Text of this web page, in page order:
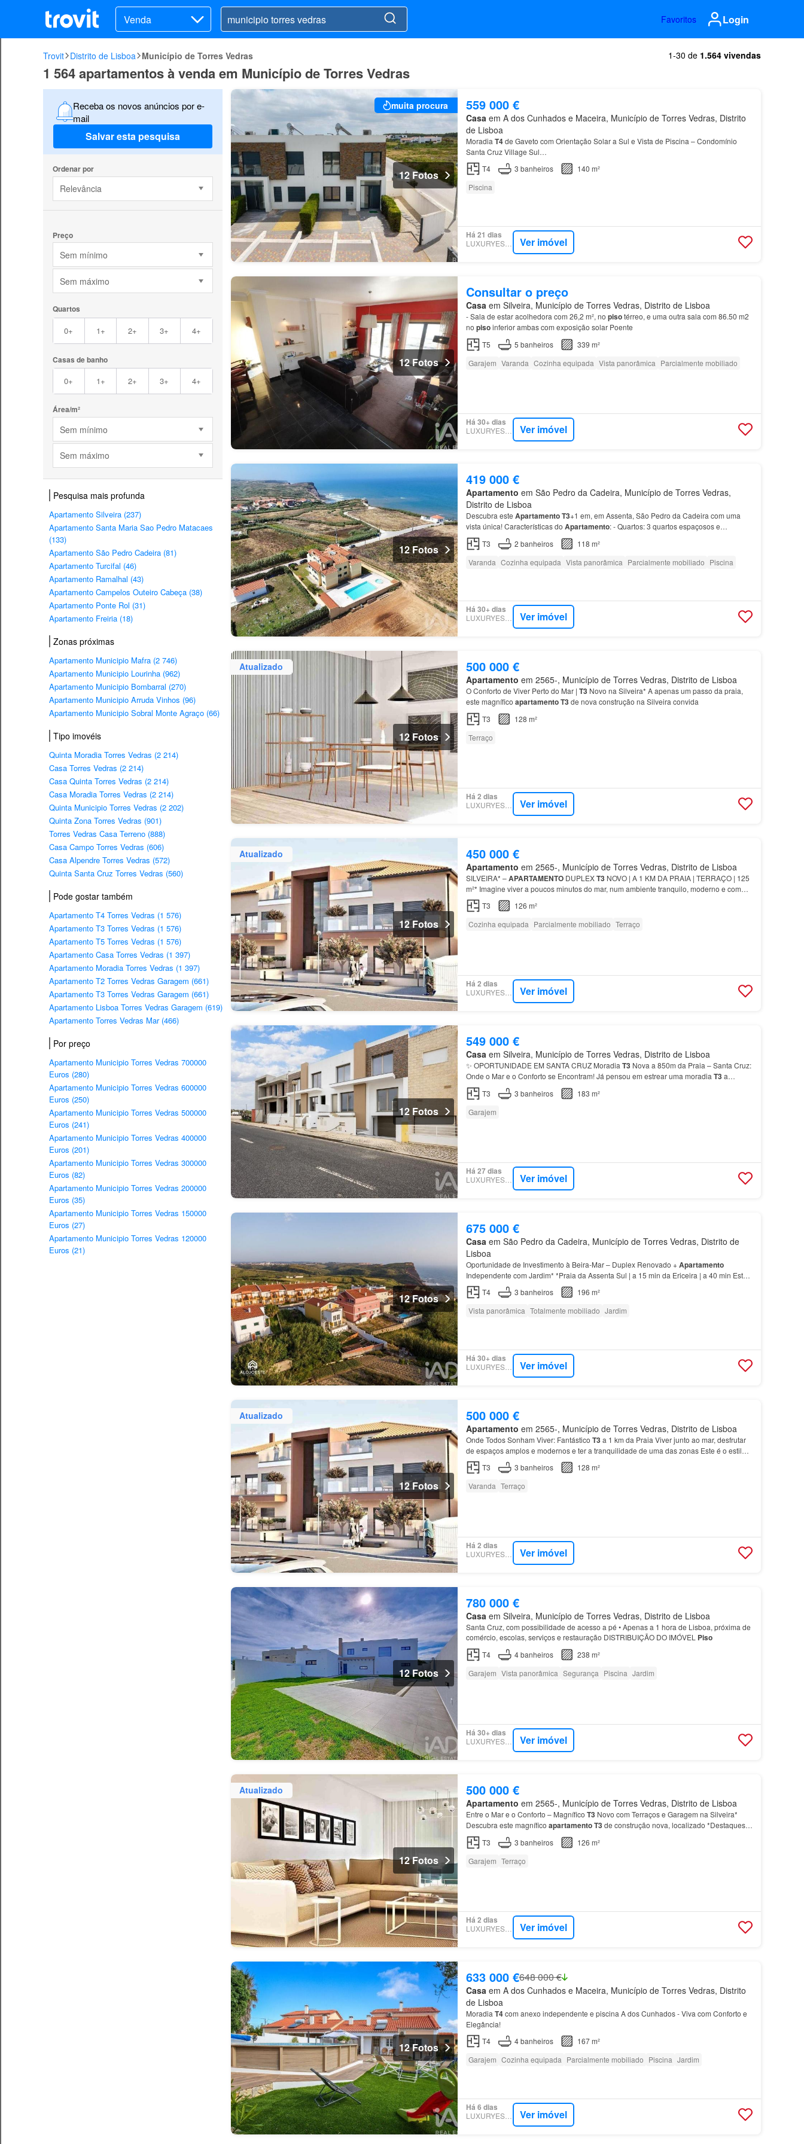
Venda Favoritos Login
Trovit Distrito de Lisboa Município de Torres Vedras 1-30 de 1.564 vivendas
1 564 apartamentos à venda em Município de Torres Vedras
Receba os novos anúncios por e-
mail
Salvar esta pesquisa
Ordenar por
Relevância
Preço
Sem mínimo
Sem máximo
Quartos
0+ 1+ 2+ 3+ 4+
Casas de banho
0+ 1+ 2+ 3+ 4+
Área/m²
Sem mínimo
Sem máximo
Pesquisa mais profunda
Apartamento Silveira (237)
Apartamento Santa Maria Sao Pedro Matacaes
(133)
Apartamento São Pedro Cadeira (81)
Apartamento Turcifal (46)
Apartamento Ramalhal (43)
Apartamento Campelos Outeiro Cabeça (38)
Apartamento Ponte Rol (31)
Apartamento Freiria (18)
Zonas próximas
Apartamento Municipio Mafra (2 746)
Apartamento Municipio Lourinha (962)
Apartamento Municipio Bombarral (270)
Apartamento Municipio Arruda Vinhos (96)
Apartamento Municipio Sobral Monte Agraço (66)
Tipo imovéis
Quinta Moradia Torres Vedras (2 214)
Casa Torres Vedras (2 214)
Casa Quinta Torres Vedras (2 214)
Casa Moradia Torres Vedras (2 214)
Quinta Municipio Torres Vedras (2 202)
Quinta Zona Torres Vedras (901)
Torres Vedras Casa Terreno (888)
Casa Campo Torres Vedras (606)
Casa Alpendre Torres Vedras (572)
Quinta Santa Cruz Torres Vedras (560)
Pode gostar também
Apartamento T4 Torres Vedras (1 576)
Apartamento T3 Torres Vedras (1 576)
Apartamento T5 Torres Vedras (1 576)
Apartamento Casa Torres Vedras (1 397)
Apartamento Moradia Torres Vedras (1 397)
Apartamento T2 Torres Vedras Garagem (661)
Apartamento T3 Torres Vedras Garagem (661)
Apartamento Lisboa Torres Vedras Garagem (619)
Apartamento Torres Vedras Mar (466)
Por preço
Apartamento Municipio Torres Vedras 700000
Euros (280)
Apartamento Municipio Torres Vedras 600000
Euros (250)
Apartamento Municipio Torres Vedras 500000
Euros (241)
Apartamento Municipio Torres Vedras 400000
Euros (201)
Apartamento Municipio Torres Vedras 300000
Euros (82)
Apartamento Municipio Torres Vedras 200000
Euros (35)
Apartamento Municipio Torres Vedras 150000
Euros (27)
Apartamento Municipio Torres Vedras 120000
Euros (21)
muita procura
12 Fotos
559 000 €
Casaem A dos Cunhados e Maceira, Município de Torres Vedras, Distrito
de Lisboa
Moradia T4de Gaveto com Orientação Solar a Sul e Vista de Piscina – Condomínio
Santa Cruz Village Sul…
T4
3 banheiros
140 m²
Piscina
Há 21 dias
LUXURYESTATE Ver imóvel
12 Fotos
Consultar o preço
Casa em Silveira, Município de Torres Vedras, Distrito de Lisboa
- Sala de estar acolhedora com 26,2 m², no pisotérreo, e uma outra sala com 86.50 m2
no pisoinferior ambas com exposição solar Poente
T5
5 banheiros
339 m²
Garajem Varanda Cozinha equipada Vista panorâmica Parcialmente mobiliado
Há 30+ dias
LUXURYESTATE Ver imóvel
12 Fotos
419 000 €
Apartamento em São Pedro da Cadeira, Município de Torres Vedras,
Distrito de Lisboa
Descubra este ApartamentoT3+1 em, em Assenta, São Pedro da Cadeira com uma
vista única! Características do Apartamento: - Quartos: 3 quartos espaçosos e
luminosos, ideais para descanso e relaxamento.…
T3 2 banheiros
118 m²
Varanda Cozinha equipada Vista panorâmica Parcialmente mobiliado Piscina
Há 30+ dias
LUXURYESTATE Ver imóvel
Atualizado
12 Fotos
500 000 €
Apartamento em 2565-, Município de Torres Vedras, Distrito de Lisboa
O Conforto de Viver Perto do Mar | T3Novo na Silveira* A apenas um passo da praia,
este magnífico apartamentoT3de nova construção na Silveira convida
T3
128 m²
Terraço
Há 2 dias
LUXURYESTATE Ver imóvel
Atualizado
12 Fotos
450 000 €
Apartamento em 2565-, Município de Torres Vedras, Distrito de Lisboa
SILVEIRA* –APARTAMENTODUPLEXT3NOVO | A 1 KM DA PRAIA | TERRAÇO | 125
m²* Imagine viver a poucos minutos do mar, num ambiente tranquilo, moderno e com
Este magnífico
T3
126 m²
Cozinha equipada Parcialmente mobiliado Terraço
Há 2 dias
LUXURYESTATE Ver imóvel
12 Fotos
549 000 €
Casa em Silveira, Município de Torres Vedras, Distrito de Lisboa
✨ OPORTUNIDADE EM SANTA CRUZ Moradia T3Nova a 850m da Praia – Santa Cruz:
Onde o Mar e o Conforto se Encontram! Já pensou em estrear uma moradia T3a
apenas 850m da praia?
T3 3 banheiros
183 m²
Garajem
Há 27 dias
LUXURYESTATE Ver imóvel
12 Fotos
675 000 €
Casa em São Pedro da Cadeira, Município de Torres Vedras, Distrito de
Lisboa
Oportunidade de Investimento à Beira-Mar – Duplex Renovado +Apartamento
Independente com Jardim* *Praia da Assenta Sul | a 15 min da Ericeira | a 40 min Esta
moradia única é composta por um duplex
T4 3 banheiros
196 m²
Vista panorâmica Totalmente mobiliado Jardim
Há 30+ dias
LUXURYESTATE Ver imóvel
Atualizado
12 Fotos
500 000 €
Apartamento em 2565-, Município de Torres Vedras, Distrito de Lisboa
Onde Todos Sonham Viver: Fantástico T3a 1 km da Praia Viver junto ao mar, desfrutar
de espaços amplos e modernos e ter a tranquilidade de uma das zonas Este é o estilo
de vida que este exclusivo
apartamento
T3 3 banheiros
128 m²
Varanda Terraço
Há 2 dias
LUXURYESTATE Ver imóvel
12 Fotos
780 000 €
Casa em Silveira, Município de Torres Vedras, Distrito de Lisboa
Santa Cruz, com possibilidade de acesso a pé • Apenas a 1 hora de Lisboa, próxima de
comércio, escolas, serviços e restauração DISTRIBUIÇÃO DO IMÓVEL Piso
T4 4banheiros
238 m²
Garajem Vista panorâmica Segurança Piscina Jardim
Há 30+ dias
LUXURYESTATE Ver imóvel
Atualizado
12 Fotos
500 000 €
Apartamento em 2565-, Município de Torres Vedras, Distrito de Lisboa
Entre o Mar e o Conforto – Magnífico T3Novo com Terraços e Garagem na Silveira*
Descubra este magnífico apartamentoT3de construção nova, localizado *Destaques
do Imóvel* *Apartamento T3novo, com design moderno e acabamen…
T3 3 banheiros
126 m²
Garajem Terraço
Há 2 dias
LUXURYESTATE Ver imóvel
12 Fotos
633 000 €648 000 €
Casa em A dos Cunhados e Maceira, Município de Torres Vedras, Distrito
de Lisboa
Moradia T4com anexo independente e piscina A dos Cunhados - Viva com Conforto e
Elegância!
T4
4banheiros
167 m²
Garajem Cozinha equipada Parcialmente mobiliado Piscina Jardim
Há 6 dias
LUXURYESTATE Ver imóvel